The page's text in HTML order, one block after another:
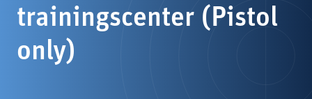
trainingscenter (Pistol
only)